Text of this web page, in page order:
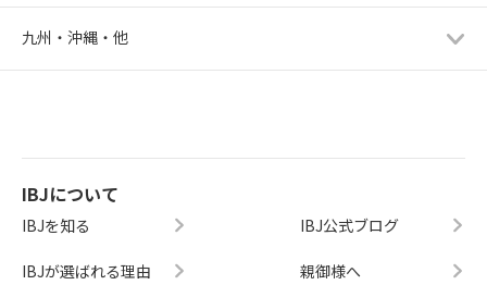
九州・沖縄・他
IBJについて
IBJを知る
IBJが選ばれる理由
IBJ公式ブログ
親御様へ